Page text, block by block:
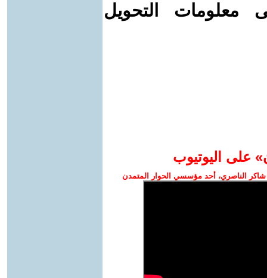
معلومات التحويل
على اليوتيوب
الناصري، أحد مؤسسي الحوار المتمدن